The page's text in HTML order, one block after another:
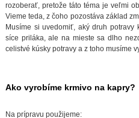
rozoberať, pretože táto téma je veľmi
Vieme teda, z čoho pozostáva základ
Musíme si uvedomiť, aký druh potravy
síce priláka, ale na mieste sa dlho
celistvé kúsky potravy a z toho musíme
Ako vyrobíme krmivo na kapry?
Na prípravu použijeme: